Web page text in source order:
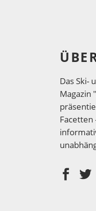
Das Ski-
Magazin